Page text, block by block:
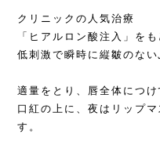
クリニックの人気治療
「ヒアルロン酸注入」をも
低刺激で瞬時に縦皺のな
適量をとり、唇全体につ
口紅の上に、夜はリップ
す。